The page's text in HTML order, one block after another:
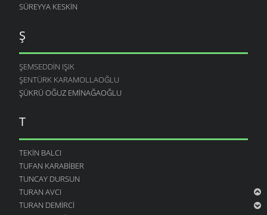
SÜREYYA KESKIN
Ş
ŞEMSEDDIN IŞIK
ŞENTÜRK KARAMOLLAOĞLU
ŞÜKRÜ OĞUZ EMINAĞAOĞLU
T
TEKIN BALCI
TUFAN KARABIBER
TUNCAY DURSUN
TURAN AVCI
TURAN DEMIRCI